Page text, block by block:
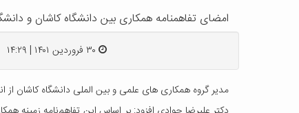
امضای تفاهمنامه همکاری بین دانشگاه کاشان و
۳۰ فروردین ۱۴۰۱ | ۱۴:۲۹
مدیر گروه همکاری های علمی و بین الملی دانشگاه کاشان از